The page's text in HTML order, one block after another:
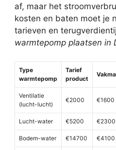
af, maar het
kosten en baten moet je
tarieven en
warmtepomp plaatsen in
Type
warmtepomp
Tarief
product
Ventilatie
(lucht-lucht)
€2000 €1600
Lucht-water €5200 €2300
Bodem-water €14700 €4100